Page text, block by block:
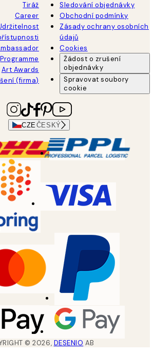
Tiráž
Career
Programme
Art Awards
(firma)
Sledování objednávky
Obchodní podmínky
Zásady ochrany osobních
údajů
Cookies
Žádost o zrušení
objednávky
Spravovat soubory
cookie
CZE ČESKÝ
©2026, DESENIO AB